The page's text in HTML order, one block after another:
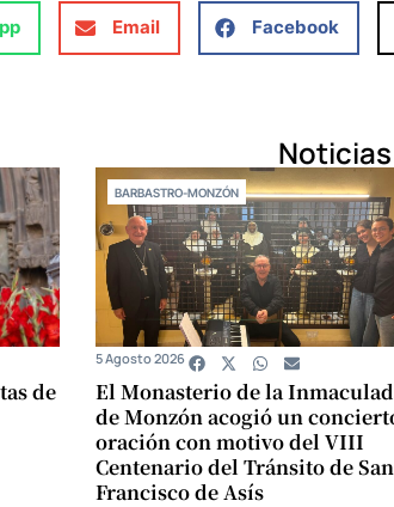
Email Facebook
de
BARBASTRO-MONZÓN
El Monasterio de la
de Monzón acogió un
oración con motivo del VIII
Centenario del Tránsito de San
Francisco de Asís
5 Agosto 2026